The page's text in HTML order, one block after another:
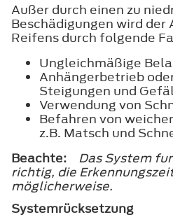
Außer durch einen zu
Beschädigungen wird
Reifens durch folgende
Ungleichmäßige
Anhängerbetrieb
Steigungen und
Verwendung von
Befahren von
z.B. Matsch und
Beachte:
Das System
richtig, die
möglicherweise.
Systemrücksetzung